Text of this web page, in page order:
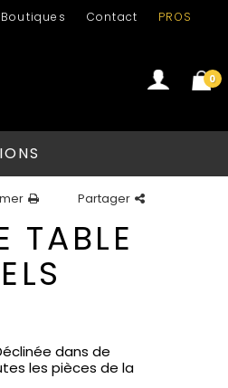
Boutiques Contact PROS
0
Partager
TABLE
dans de
les pièces de la